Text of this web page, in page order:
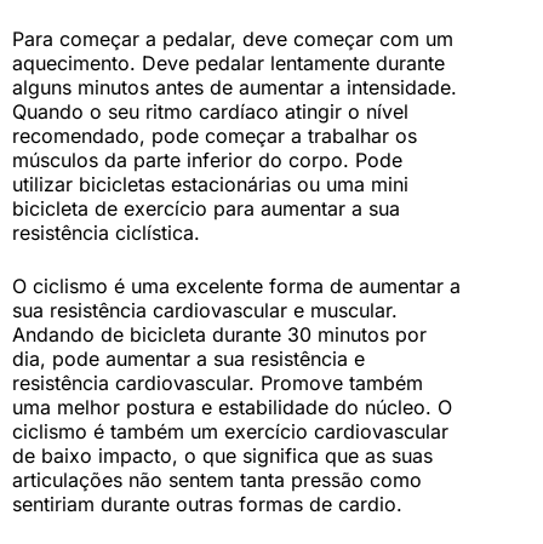
Para começar a pedalar, deve começar com um
aquecimento. Deve pedalar lentamente durante
alguns minutos antes de aumentar a intensidade.
Quando o seu ritmo cardíaco atingir o nível
recomendado, pode começar a trabalhar os
músculos da parte inferior do corpo. Pode
utilizar bicicletas estacionárias ou uma mini
bicicleta de exercício para aumentar a sua
resistência ciclística.
O ciclismo é uma excelente forma de aumentar a
sua resistência cardiovascular e muscular.
Andando de bicicleta durante 30 minutos por
dia, pode aumentar a sua resistência e
resistência cardiovascular. Promove também
uma melhor postura e estabilidade do núcleo. O
ciclismo é também um exercício cardiovascular
de baixo impacto, o que significa que as suas
articulações não sentem tanta pressão como
sentiriam durante outras formas de cardio.